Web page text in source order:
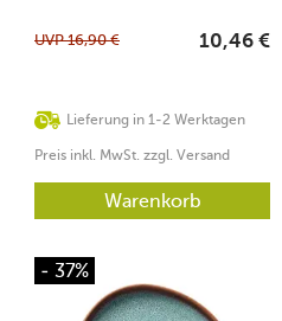
Lieferung in 1-2 Werktagen
UVP16,90 € 10,46 €
Preis inkl. MwSt. zzgl. Versand
Warenkorb
- 37%